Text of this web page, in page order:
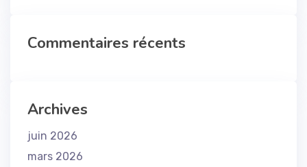
Commentaires récents
Archives
juin 2026
mars 2026